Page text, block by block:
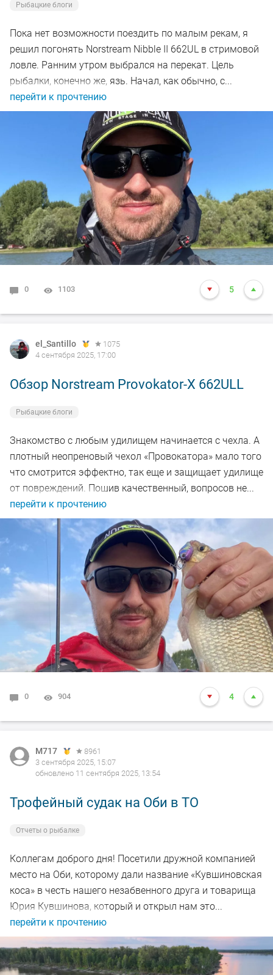
Рыбацкие блоги
Пока нет возможности поездить по малым рекам, я
решил погонять Norstream Nibble II 662UL в стримовой
ловле. Ранним утром выбрался на перекат. Цель
рыбалки, конечно же, язь. Начал, как обычно, с...
перейти к прочтению
0 1103 5
el_Santillo
1075
4 сентября 2025, 17:00
Обзор Norstream Provokator-X 662ULL
Рыбацкие блоги
Знакомство с любым удилищем начинается с чехла. А
плотный неопреновый чехол «Провокатора» мало того
что смотрится эффектно, так еще и защищает удилище
от повреждений. Пошив качественный, вопросов не...
перейти к прочтению
0 904 4
М717
8961
3 сентября 2025, 15:07
обновлено 11 сентября 2025, 13:54
Трофейный судак на Оби в ТО
Отчеты о рыбалке
Коллегам доброго дня! Посетили дружной компанией
место на Оби, которому дали название «Кувшиновская
коса» в честь нашего незабвенного друга и товарища
Юрия Кувшинова, который и открыл нам это...
перейти к прочтению